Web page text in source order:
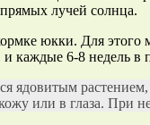
лучей солнца.
юкки. Для
каждые 6-8 недель в
ядовитым
или в глаза. При